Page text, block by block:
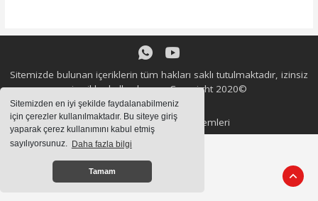
Sitemizden en iyi şekilde faydalanabilmeniz
için çerezler kullanılmaktadır. Bu siteye giriş
yaparak çerez kullanımını kabul etmiş
sayılıyorsunuz. Daha fazla bilgi
Tamam
Sitemizde bulunan içeriklerin tüm hakları saklı tutulmaktadır, izinsiz
içerikler kullanılamaz. Copyright 2020©
Haber Yazılımı:Haber Sistemleri